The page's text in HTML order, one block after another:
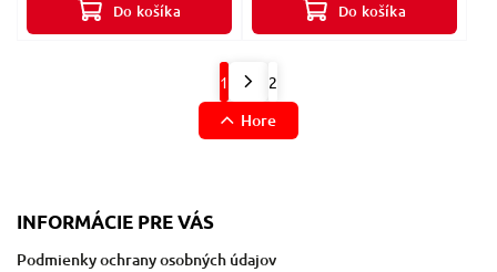
Do košíka Do košíka
1 2
Hore
INFORMÁCIE PRE VÁS
Podmienky ochrany osobných údajov